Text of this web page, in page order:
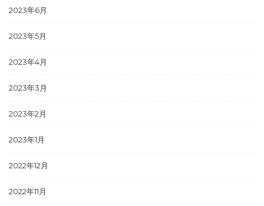
2023年6月
2023年5月
2023年4月
2023年3月
2023年2月
2023年1月
2022年12月
2022年11月